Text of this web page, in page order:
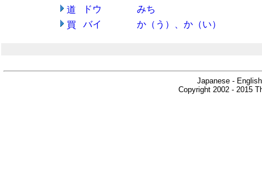
道
ドウ
みち
買
バイ か（う）、か（い）
Japanese -
Copyright 2002 - 2015